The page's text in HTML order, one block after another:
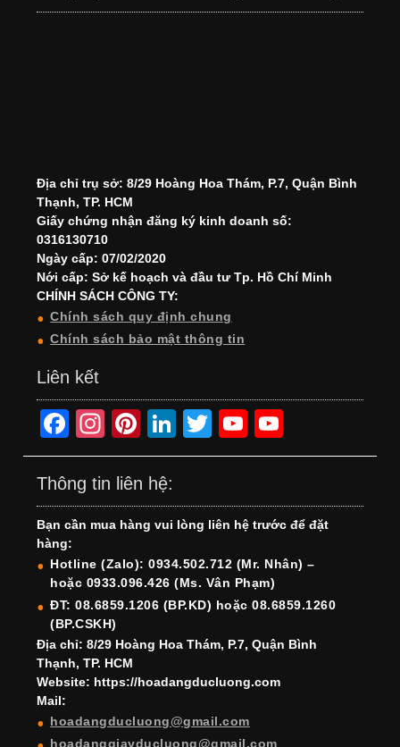
Địa chỉ trụ sở: 8/29 Hoàng Hoa Thám, P.7, Quận Bình
Thạnh, TP. HCM
Giấy chứng nhận đăng ký kinh doanh số:
0316130710
Ngày cấp: 07/02/2020
Nới cấp: Sở kế hoạch và đầu tư Tp. Hồ Chí Minh
CHÍNH SÁCH CÔNG TY:
Chính sách quy định chung
Chính sách bảo mật thông tin
Liên kết
F
a
c
e
b
o
o
k
In
st
a
gr
a
m
Pi
nt
er
e
st
Li
n
e
dI
n
T
wi
er
Y
o
T
u
b
e
o
T
u
b
e
h
Thông tin liên hệ:
Bạn cần mua hàng vui lòng liên hệ trước để đặt
hàng:
Hotline (Zalo): 0934.502.712 (Mr. Nhân) –
hoặc 0933.096.426 (Ms. Vân Phạm)
ĐT: 08.6859.1206 (BP.KD) hoặc 08.6859.1260
(BP.CSKH)
Địa chỉ: 8/29 Hoàng Hoa Thám, P.7, Quận Bình
Thạnh, TP. HCM
Website: https://hoadangducluong.com
Mail:
hoadangducluong@gmail.com
hoadanggiayducluong@gmail.com